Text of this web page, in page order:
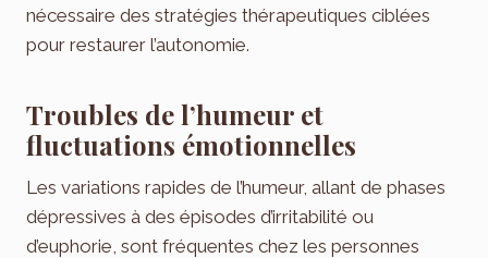
nécessaire des stratégies thérapeutiques ciblées
pour restaurer l’autonomie.
Troubles de l’humeur et
fluctuations émotionnelles
Les variations rapides de l’humeur, allant de phases
dépressives à des épisodes d’irritabilité ou
d’euphorie, sont fréquentes chez les personnes